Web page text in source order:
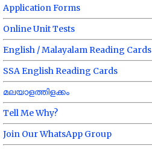
Application Forms
Online Unit Tests
English / Malayalam Reading Cards
SSA English Reading Cards
മലയാളത്തിളക്കം
Tell Me Why?
Join Our WhatsApp Group